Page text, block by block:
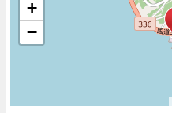
+
−